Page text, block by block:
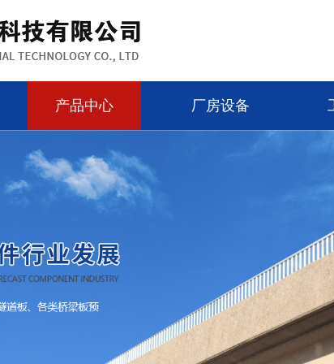
产品中心 厂房设备